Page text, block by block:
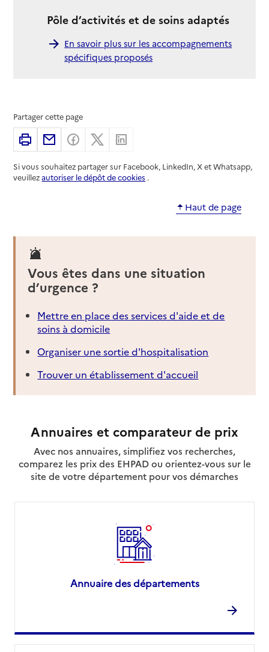
Pôle d’activités et de soins adaptés
En savoir plus sur les accompagnements
spécifiques proposés
Partager cette page
ImprimerPartager par email
Partager sur Facebook
Partager sur X
Si vous souhaitez partager sur Facebook, LinkedIn, X et Whatsapp,
veuillezautoriser le dépôt de cookies .
Haut de page
Vous êtes dans une situation
d’urgence ?
Mettre en place des services d'aide et de
soins à domicile
Organiser une sortie d'hospitalisation
Trouver un établissement d'accueil
Annuaires et comparateur de prix
Avec nos annuaires, simplifiez vos recherches,
comparez les prix des EHPAD ou orientez-vous sur le
site de votre département pour vos démarches
Annuaire des départements